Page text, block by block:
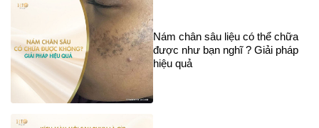
Nám chân sâu liệu có thể chữa
được như bạn nghĩ ? Giải pháp
hiệu quả